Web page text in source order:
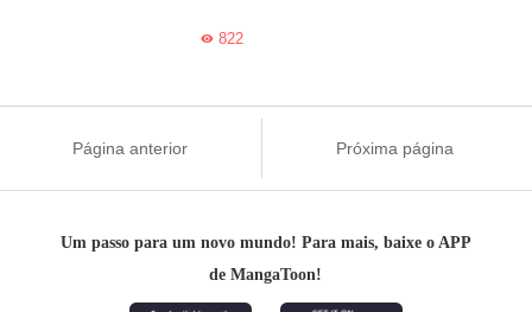
822
Página anterior Próxima página
Um passo para um novo mundo! Para mais, baixe o APP
de MangaToon!